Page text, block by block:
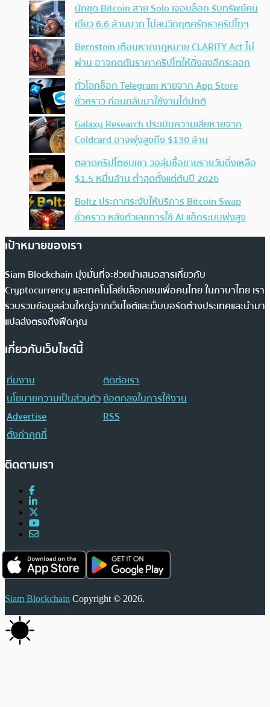
นักขุด Bitcoin สาย Solo เจอบล็อก รับทรัพย์คน
เดียว 6.6 ล้านบาท ไม่สนวิกฤตศรัทธาคริปโทฯ
Bernstein เตือนหากกฎหมาย CLARITY Act ไม่
ผ่าน อาจกดดันราคาคริปโตให้ดิ่งลงอีกระลอก
ทั่วโลกช็อก Telegram หายจาก App Store
ชั่วคราว ก่อนกลับมาใช้งานได้ปกติ
Galaxy Research ประเมินความเสียหายจาก
Coldcard อาจพุ่งสูงถึง $130 ล้าน
ตลาดคริปโตซบเซา วอลุ่มซื้อขายรายวันดิ่งเหลือ
$1.5 หมื่นล้าน ต่ำสุดตั้งแต่ต้นปี 2026
Boltz ประกาศระงับให้บริการ Bitcoin Swap
ชั่วคราว หลังตัวเลขการใช้ AI แฮ็กระบบพุ่งสูง
เป้าหมายของเรา
Siam Blockchain มุ่งมั่นที่จะช่วยนำเสนอสารเกี่ยวกับ
Cryptocurrency และเทคโนโลยีบล็อกเชนเพื่อคนไทย ในภาษาไทย เรา
รวบรวมข้อมูลส่วนใหญ่จากเว็บไซต์และเว็บบอร์ดต่างประเทศและนำมา
แปลส่งตรงถึงฟีดคุณ
เกี่ยวกับเว็บไซต์นี้
ทีมงาน
ติดต่อเรา
นโยบายความเป็นส่วนตัวข้อตกลงในการใช้งาน
Advertise
RSS
ตั้งค่าคุกกี้
ติดตามเรา
Siam Blockchain Copyright © 2026.